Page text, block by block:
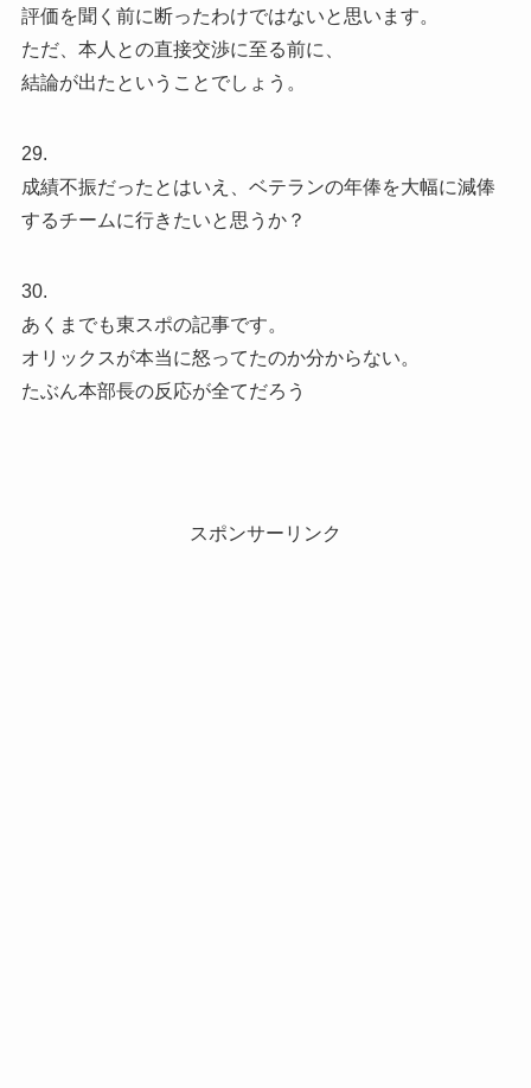
評価を聞く前に断ったわけではないと思います。
ただ、本人との直接交渉に至る前に、
結論が出たということでしょう。
29.
成績不振だったとはいえ、ベテランの年俸を大幅に減俸
するチームに行きたいと思うか？
30.
あくまでも東スポの記事です。
オリックスが本当に怒ってたのか分からない。
たぶん本部長の反応が全てだろう
スポンサーリンク